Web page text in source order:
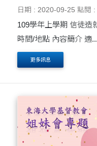
日期 : 2020-09-25 點閱
109學年上學期 信徒造就
時間/地點 內容簡
更多訊息